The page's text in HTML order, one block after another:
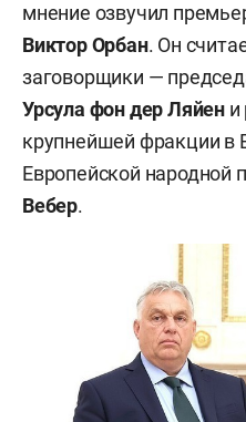
мнение озвучил
Виктор Орбан. Он
заговорщики —
Урсула фон дер Ляйен и
крупнейшей фракции в
Европейской народной
Вебер.